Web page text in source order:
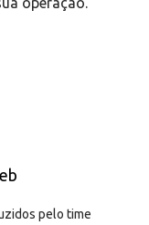
pelo time